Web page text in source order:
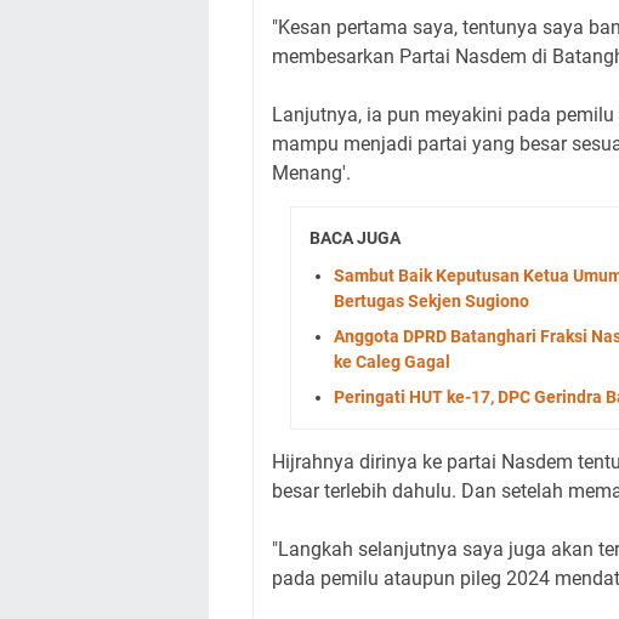
"Kesan pertama saya, tentunya saya
membesarkan Partai Nasdem di
Lanjutnya, ia pun meyakini pada
mampu menjadi partai yang besar
Menang'.
BACA JUGA
Sambut Baik Keputusan Ketua
Bertugas Sekjen Sugiono
Anggota DPRD Batanghari Fraksi
ke Caleg Gagal
Peringati HUT ke-17, DPC Gerindra
Hijrahnya dirinya ke partai Nasdem
besar terlebih dahulu. Dan setelah
"Langkah selanjutnya saya juga akan
pada pemilu ataupun pileg 2024